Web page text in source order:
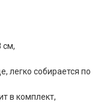
см,
легко собирается по
в комплект,